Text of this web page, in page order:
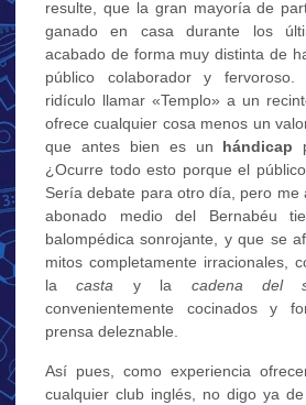
resulte, que la gran mayoría de
ganado en casa durante los
acabado de forma muy distinta de
público colaborador y
ridículo llamar «Templo» a un
ofrece cualquier cosa menos un
que antes bien es un hándicap
¿Ocurre todo esto porque el
Sería debate para otro día, pero me
abonado medio del Bernabéu
balompédica sonrojante, y que se
mitos completamente irracionales,
lacasta y la cadena del
convenientemente cocinados y
prensa deleznable.
Así pues, como experiencia
cualquier club inglés, no digo ya